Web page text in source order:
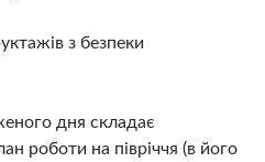
з безпеки
дня складає
роботи на півріччя (в його